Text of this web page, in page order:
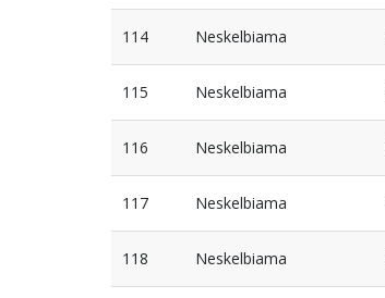
114 Neskelbiama
115 Neskelbiama
116 Neskelbiama
117 Neskelbiama
118 Neskelbiama